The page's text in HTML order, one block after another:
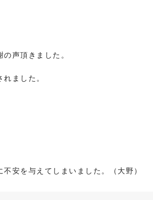
声頂きました。
ました。
安を与えてしまいました。（大野）